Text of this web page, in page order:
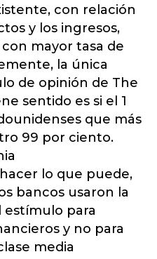
con relación
y los ingresos,
mayor tasa de
la única
de opinión de The
sentido es si el 1
que más
99 por ciento.
lo que puede,
bancos usaron la
estímulo para
y no para
media